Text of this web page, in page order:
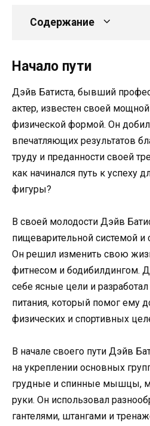
Содержание
Начало пути
Дэйв Батиста, бывший
актер, известен своей
физической формой. Он
впечатляющих результатов
труду и преданности своей
как начинался путь к успеху
фигуры?
В своей молодости Дэйв
пищеварительной системой и
Он решил изменить свою
фитнесом и бодибилдингом.
себе ясные цели и
питания, который помог ему
физических и спортивных
В начале своего пути Дэйв
на укреплении основных
грудные и спинные мышцы,
руки. Он использовал
гантелями, штангами и